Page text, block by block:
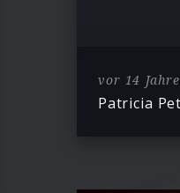
vor 14
Patricia